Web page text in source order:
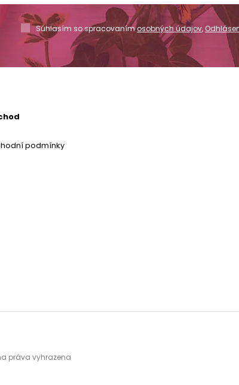
Súhlasím so spracovanímosobných údajov,
podmínky
práva vyhrazena